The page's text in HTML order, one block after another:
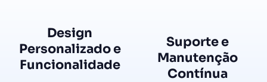
Design
Personalizado e
Funcionalidade
Suporte e
Manutenção
Contínua